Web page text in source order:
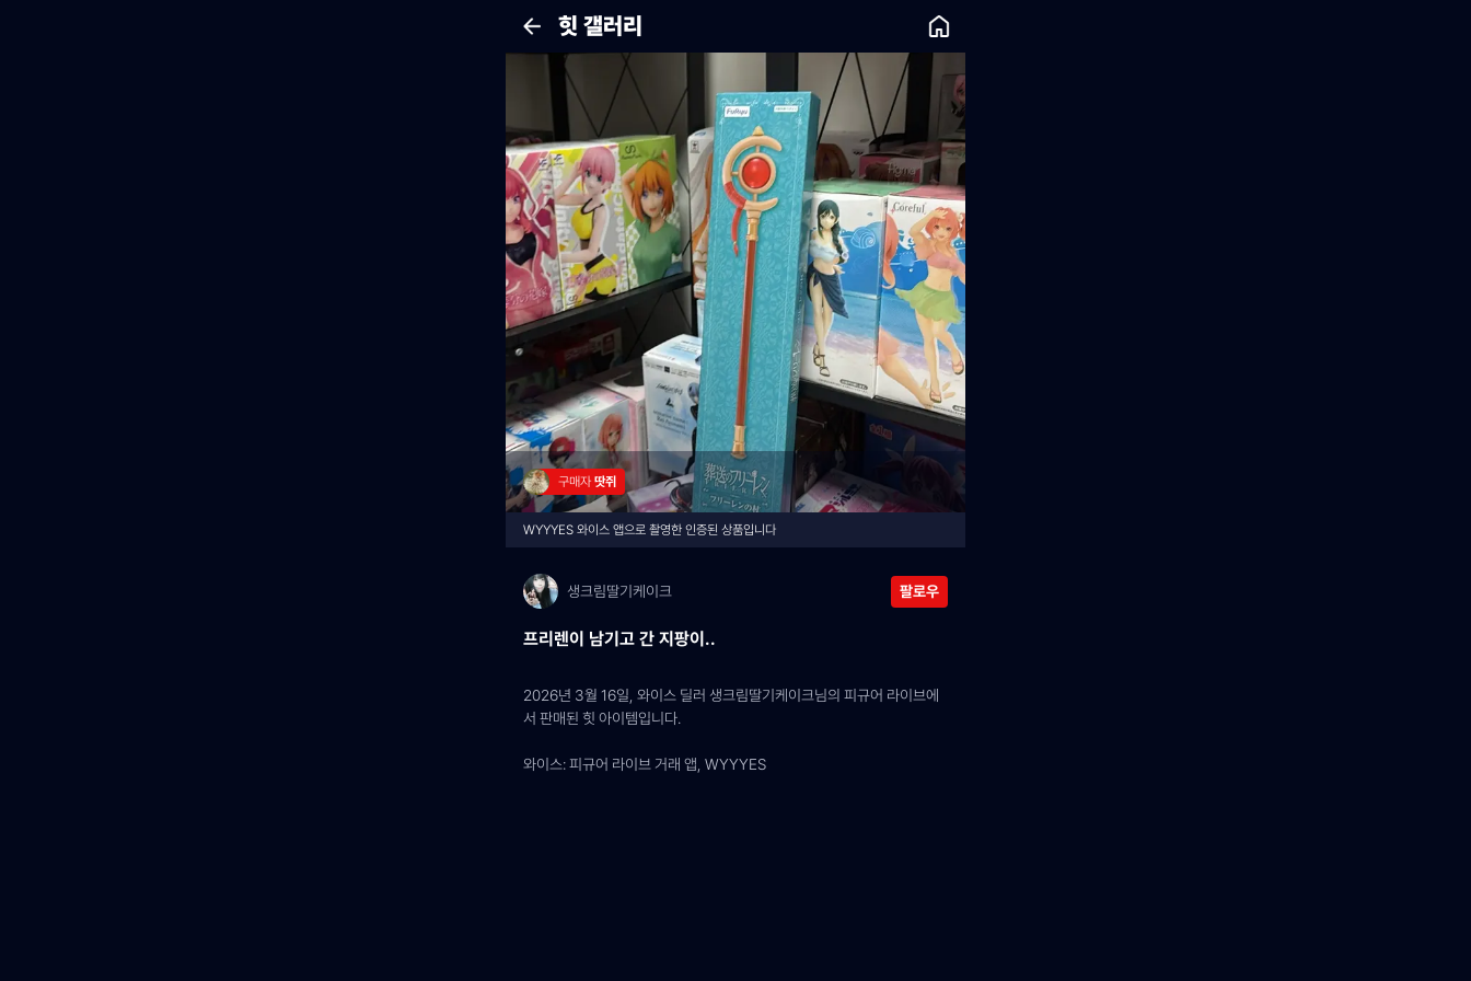
힛 갤러리
구매자 땃쥐
WYYYES 와이스 앱으로 촬영한 인증된 상품입니다
생크림딸기케이크 팔로우
프리렌이 남기고 간 지팡이..
2026년 3월 16일, 와이스 딜러 생크림딸기케이크님의 피규어 라이브에
서 판매된 힛 아이템입니다.
와이스: 피규어 라이브 거래 앱, WYYYES